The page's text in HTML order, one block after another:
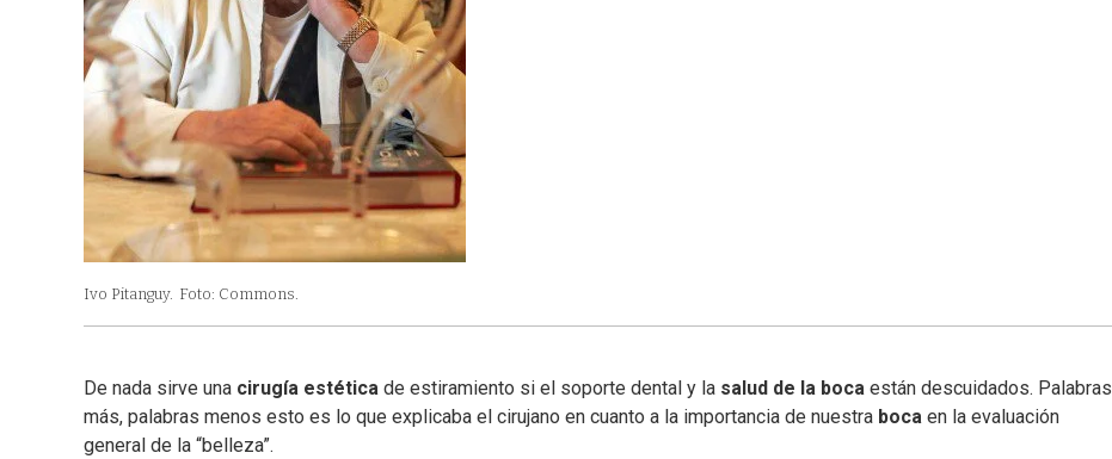
Ivo Pitanguy. Foto: Commons.
De nada sirve una cirugía estética de estiramiento si el soporte dental y la salud de la boca están descuidados. Palabras
más, palabras menos esto es lo que explicaba el cirujano en cuanto a la importancia de nuestra boca en la evaluación
general de la “belleza”.